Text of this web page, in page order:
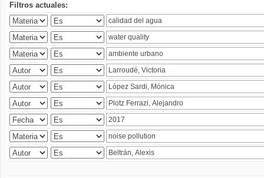
Filtros actuales: